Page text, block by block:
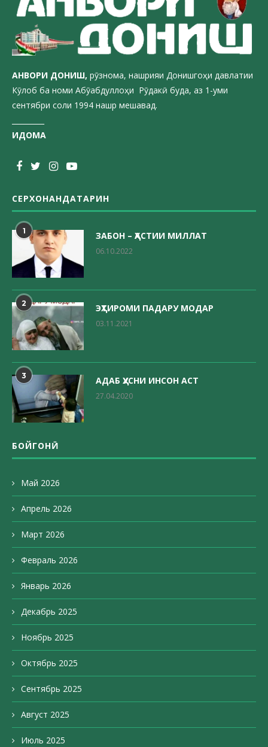
АНВОРИ ДОНИШ, рӯзнома, нашрияи Донишгоҳи давлатии
Кӯлоб ба номи Абӯабдуллоҳи Рӯдакӣ буда, аз 1-уми
сентябри соли 1994 нашр мешавад.
ИДОМА
СЕРХОНАНДАТАРИН
1 ЗАБОН – ҲАСТИИ МИЛЛАТ
06.10.2022
2 ЭҲТИРОМИ ПАДАРУ МОДАР
03.11.2021
3 АДАБ ҲУСНИ ИНСОН АСТ
27.04.2020
БОЙГОНӢ
Май 2026
Апрель 2026
Март 2026
Февраль 2026
Январь 2026
Декабрь 2025
Ноябрь 2025
Октябрь 2025
Сентябрь 2025
Август 2025
Июль 2025